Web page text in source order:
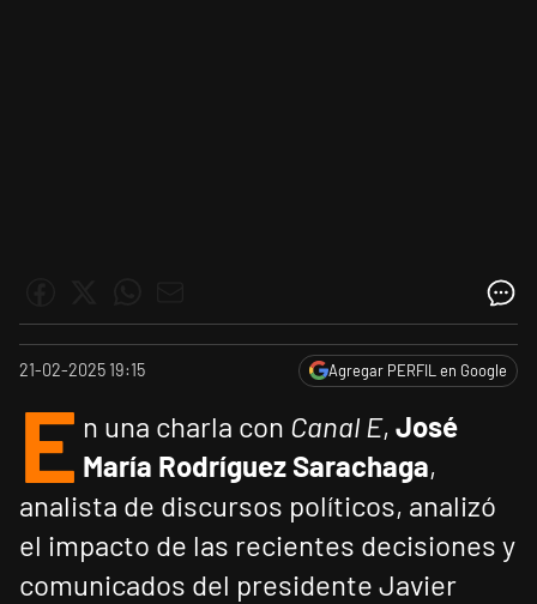
21-02-2025 19:15 Agregar PERFIL en Google
E n una charla con Canal E, José
María Rodríguez Sarachaga,
analista de discursos políticos, analizó
el impacto de las recientes decisiones y
comunicados del presidente Javier